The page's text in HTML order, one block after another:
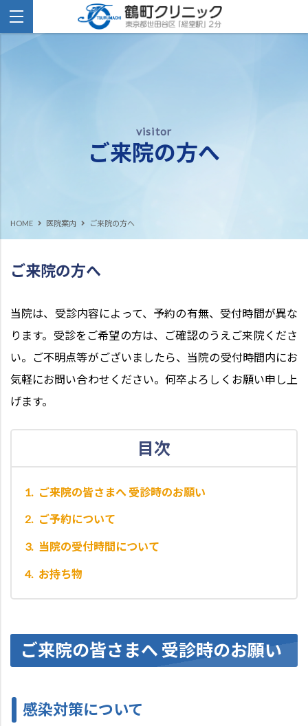
ご来院の方へ
HOME 医院案内 ご来院の方へ
ご来院の方へ
当院は、受診内容によって、予約の有無、受付時間が異な
ります。受診をご希望の方は、ご確認のうえご来院くださ
い。ご不明点等がございましたら、当院の受付時間内にお
気軽にお問い合わせください。何卒よろしくお願い申し上
げます。
目次
ご来院の皆さまへ 受診時のお願い
ご予約について
当院の受付時間について
お持ち物
ご来院の皆さまへ 受診時のお願い
感染対策について